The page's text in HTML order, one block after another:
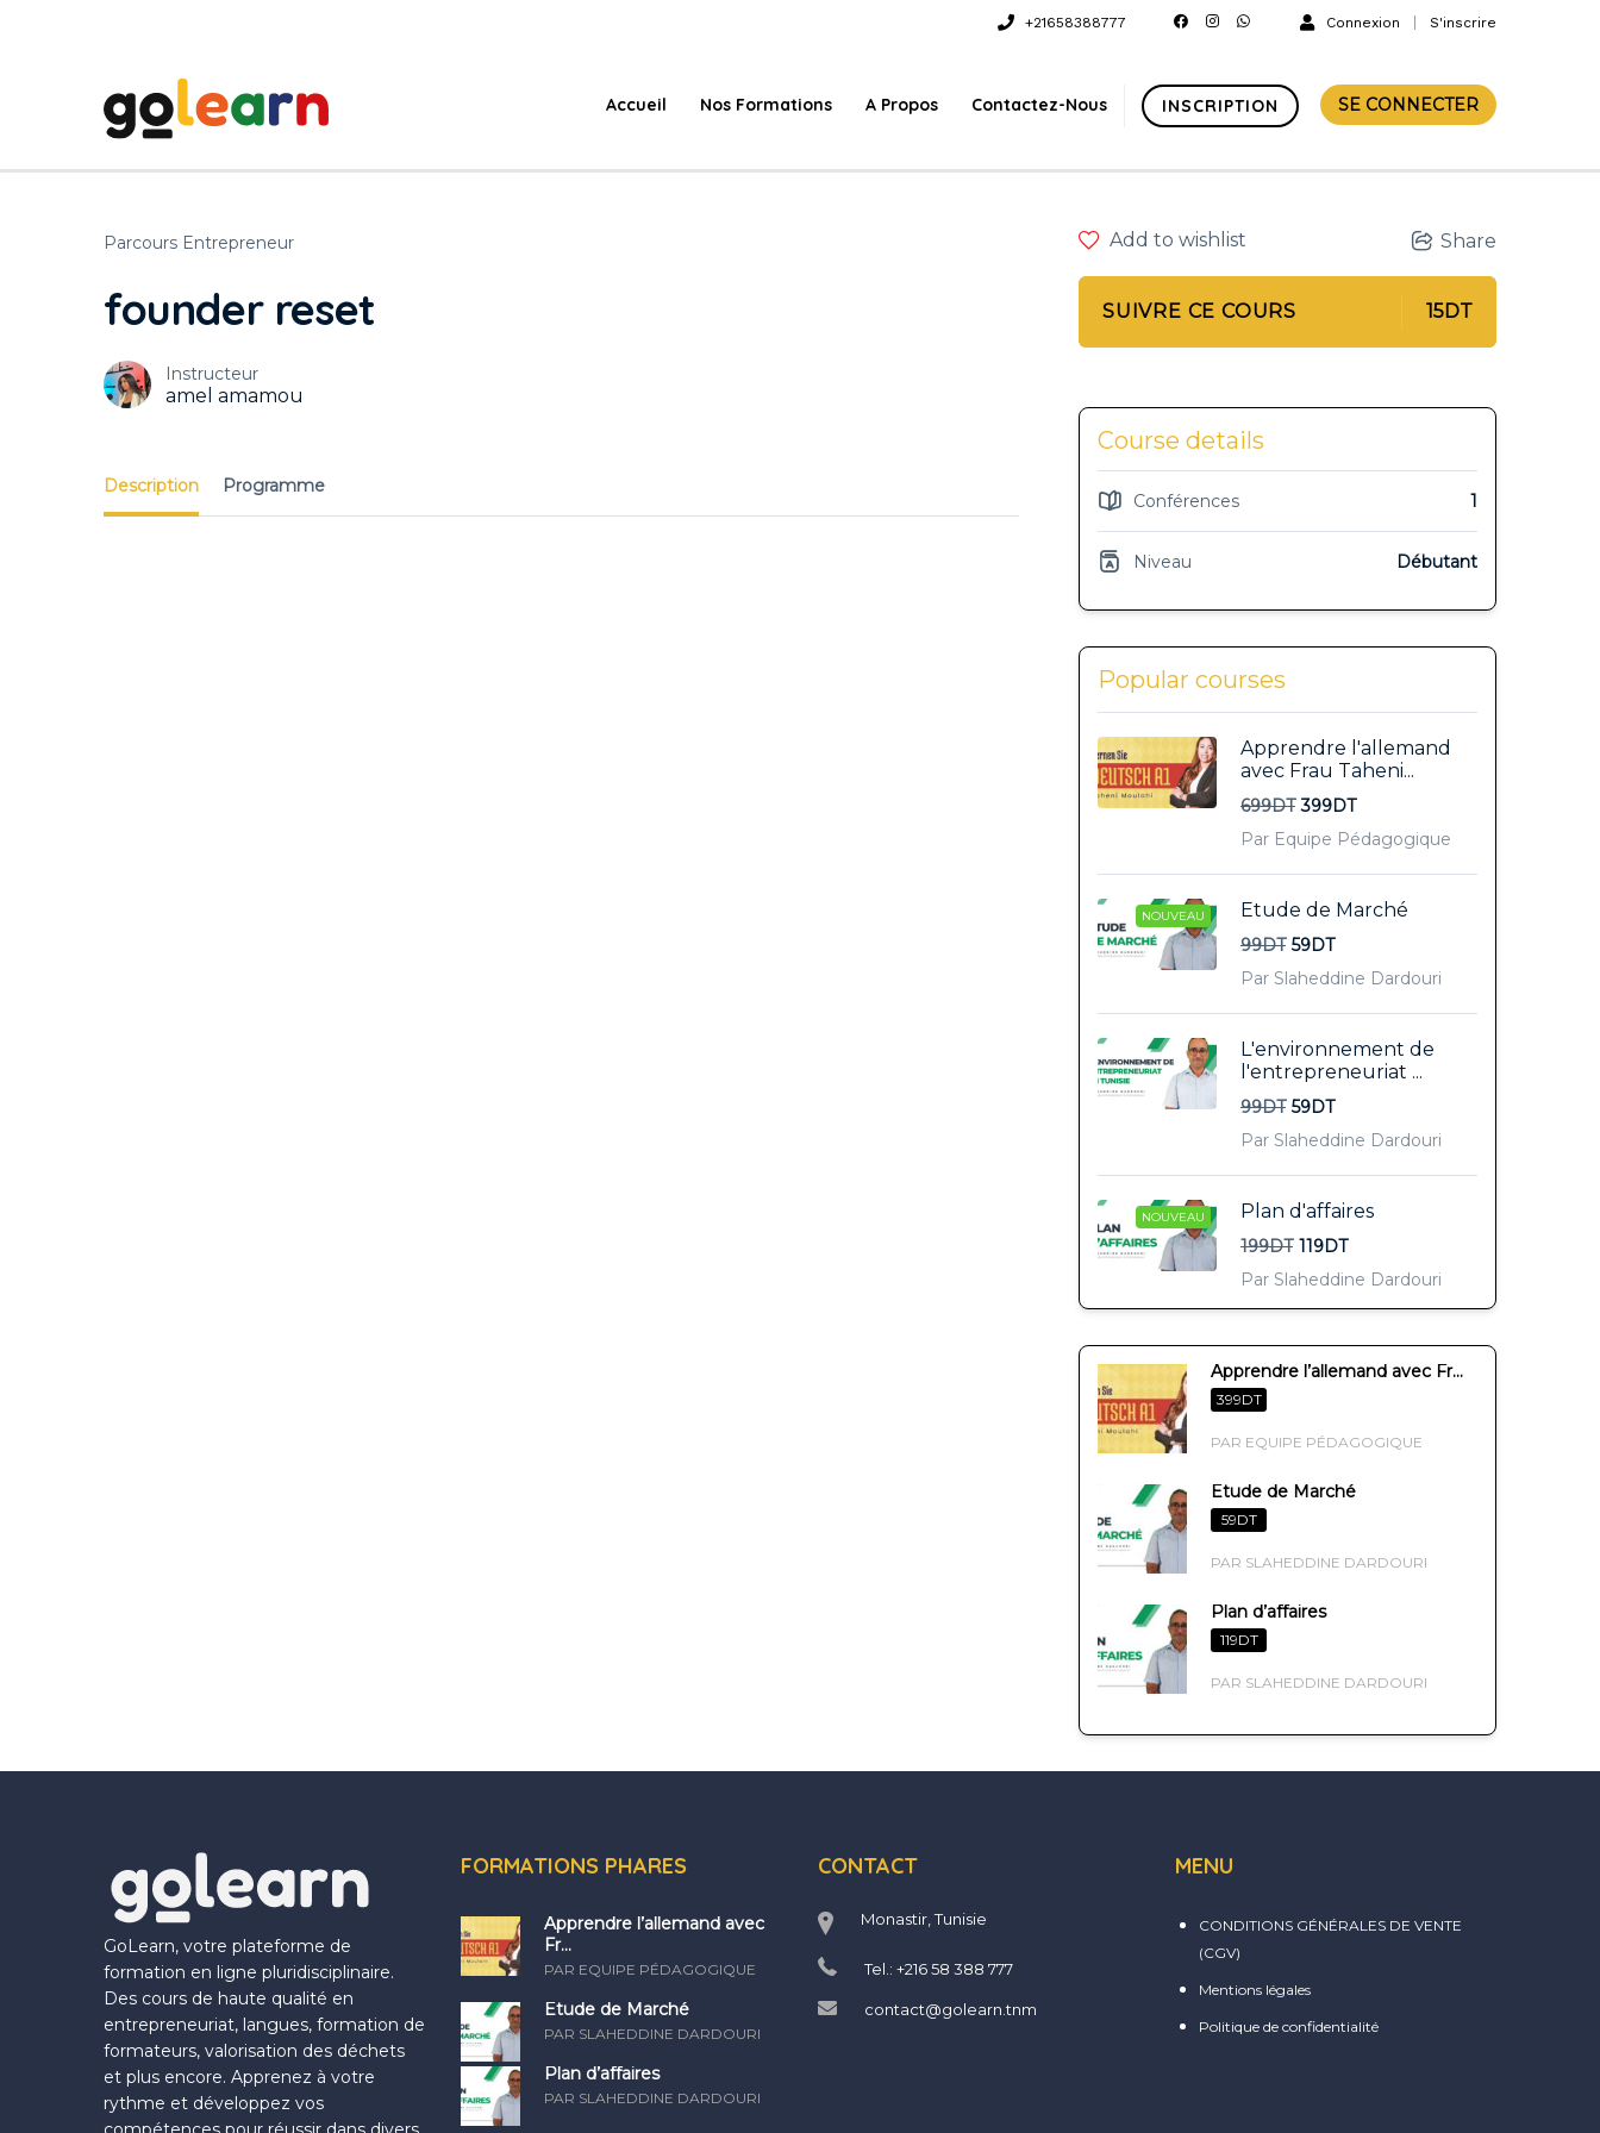
Connexion S'inscrire
+21658388777
INSCRIPTION SE CONNECTER
Accueil Nos Formations A Propos Contactez-Nous
Parcours Entrepreneur
founder reset
Instructeur
amel amamou
Description Programme
Add to wishlist Share
SUIVRE CE COURS 15DT
Course details
Conférences 1
Niveau Débutant
Popular courses
Apprendre l'allemand
avec Frau Taheni...
699DT 399DT
Par Equipe Pédagogique
NOUVEAU Etude de Marché
99DT 59DT
Par Slaheddine Dardouri
L'environnement de
l'entrepreneuriat ...
99DT 59DT
Par Slaheddine Dardouri
NOUVEAU Plan d'affaires
199DT 119DT
Par Slaheddine Dardouri
Apprendre l’allemand avec Fr...
399DT
PAR EQUIPE PÉDAGOGIQUE
Etude de Marché
59DT
PAR SLAHEDDINE DARDOURI
Plan d’affaires
119DT
PAR SLAHEDDINE DARDOURI
GoLearn, votre plateforme de
formation en ligne pluridisciplinaire.
Des cours de haute qualité en
entrepreneuriat, langues, formation de
formateurs, valorisation des déchets
et plus encore. Apprenez à votre
rythme et développez vos
FORMATIONS PHARES
Apprendre l’allemand avec
Fr...
PAR EQUIPE PÉDAGOGIQUE
Etude de Marché
PAR SLAHEDDINE DARDOURI
Plan d’affaires
PAR SLAHEDDINE DARDOURI
CONTACT
Monastir, Tunisie
Tel.: +216 58 388 777
contact@golearn.tnm
MENU
CONDITIONS GÉNÉRALES DE VENTE
(CGV)
Mentions légales
Politique de confidentialité